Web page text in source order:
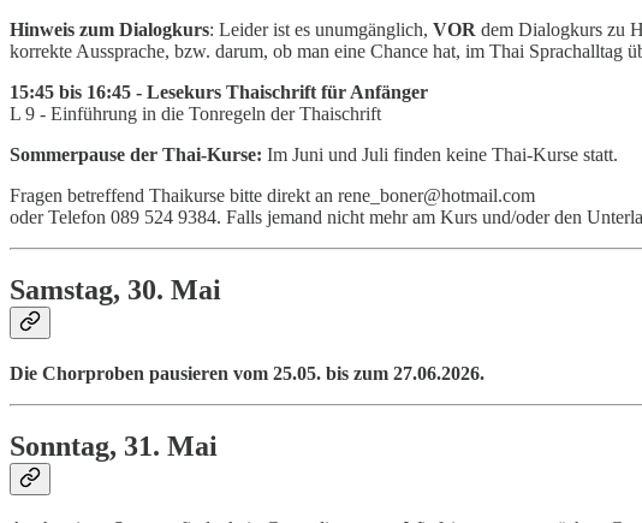
Hinweis zum Dialogkurs: Leider ist es unumgänglich, VOR dem Dialogkurs zu
korrekte Aussprache, bzw. darum, ob man eine Chance hat, im Thai Sprachalltag
15:45 bis 16:45 - Lesekurs Thaischrift für Anfänger
L 9 - Einführung in die Tonregeln der Thaischrift
Sommerpause der Thai-Kurse: Im Juni und Juli finden keine Thai-Kurse statt.
Fragen betreffend Thaikurse bitte direkt an rene_boner@hotmail.com
oder Telefon 089 524 9384. Falls jemand nicht mehr am Kurs und/oder den
Samstag, 30. Mai
Die Chorproben pausieren vom 25.05. bis zum 27.06.2026.
Sonntag, 31. Mai